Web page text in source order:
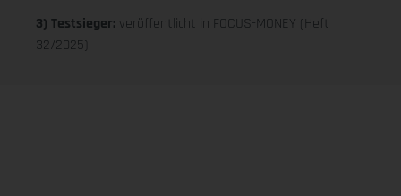
3) Testsieger: veröffentlicht in FOCUS-MONEY (Heft
32/2025)